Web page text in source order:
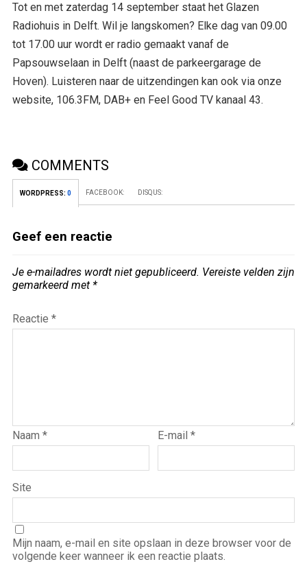
Tot en met zaterdag 14 september staat het Glazen
Radiohuis in Delft. Wil je langskomen? Elke dag van 09.00
tot 17.00 uur wordt er radio gemaakt vanaf de
Papsouwselaan in Delft (naast de parkeergarage de
Hoven). Luisteren naar de uitzendingen kan ook via onze
website, 106.3FM, DAB+ en Feel Good TV kanaal 43.
COMMENTS
WORDPRESS: 0 FACEBOOK: DISQUS:
Geef een reactie
Je e-mailadres wordt niet gepubliceerd. Vereiste velden zijn
gemarkeerd met *
Reactie *
Naam * E-mail*
Site
Mijn naam, e-mail en site opslaan in deze browser voor de
volgende keer wanneer ik een reactie plaats.